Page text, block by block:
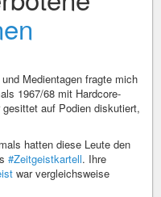
Medientagen fragte mich
1967/68 mit Hardcore-
gesittet auf Podien diskutiert,
hatten diese Leute den
#Zeitgeistkartell. Ihre
war vergleichsweise